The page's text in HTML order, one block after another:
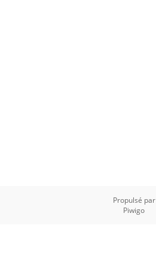
Propulsé par
Piwigo